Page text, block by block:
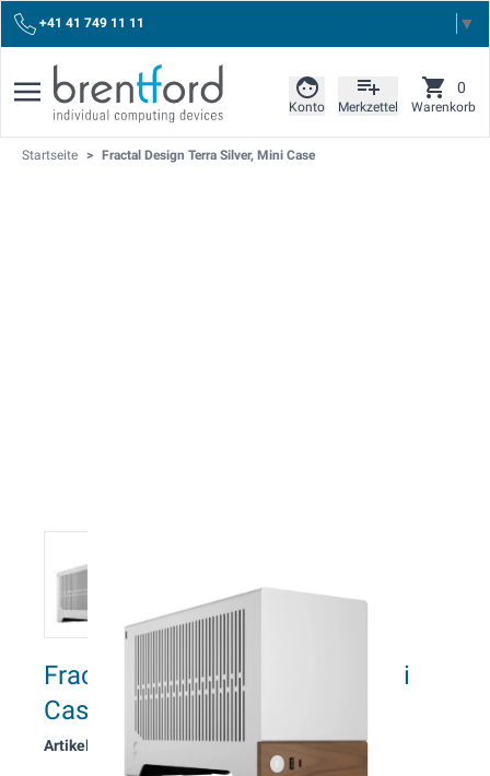
+41 41 749 11 11 ▼
Konto Merkzettel Warenkorb
0
Startseite > Fractal Design Terra Silver, Mini Case
Fractal Design Terra Silver, Mini
Case
Artikelnummer: 1933